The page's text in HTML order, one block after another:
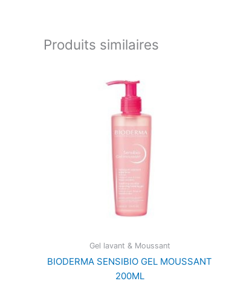
Produits similaires
Gel lavant & Moussant
BIODERMA SENSIBIO GEL MOUSSANT
200ML